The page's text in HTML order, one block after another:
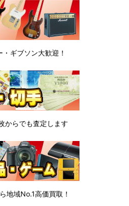
・ギブソン大歓迎！
からでも査定します
地域No.1高価買取！